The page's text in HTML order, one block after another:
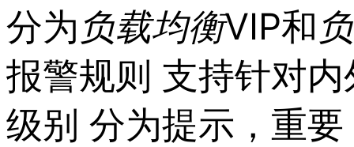
分为 负载均衡VIP和
报警规则 支持针对
级别 分为提示，重